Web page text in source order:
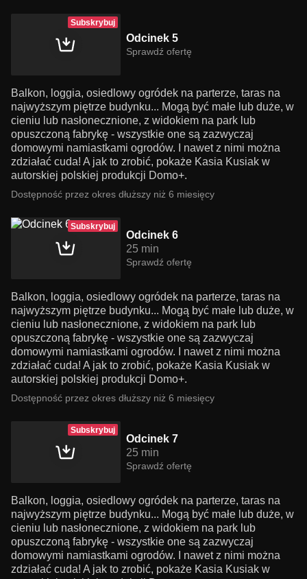
Subskrybuj
Odcinek 5
Sprawdź ofertę
Balkon, loggia, osiedlowy ogródek na parterze, taras na
najwyższym piętrze budynku... Mogą być małe lub duże, w
cieniu lub nasłonecznione, z widokiem na park lub
opuszczoną fabrykę - wszystkie one są zazwyczaj
domowymi namiastkami ogrodów. I nawet z nimi można
zdziałać cuda! A jak to zrobić, pokaże Kasia Kusiak w
autorskiej polskiej produkcji Domo+.
Dostępność przez okres dłuższy niż 6 miesięcy
Subskrybuj
Odcinek 6
25 min
Sprawdź ofertę
Balkon, loggia, osiedlowy ogródek na parterze, taras na
najwyższym piętrze budynku... Mogą być małe lub duże, w
cieniu lub nasłonecznione, z widokiem na park lub
opuszczoną fabrykę - wszystkie one są zazwyczaj
domowymi namiastkami ogrodów. I nawet z nimi można
zdziałać cuda! A jak to zrobić, pokaże Kasia Kusiak w
autorskiej polskiej produkcji Domo+.
Dostępność przez okres dłuższy niż 6 miesięcy
Subskrybuj
Odcinek 7
25 min
Sprawdź ofertę
Balkon, loggia, osiedlowy ogródek na parterze, taras na
najwyższym piętrze budynku... Mogą być małe lub duże, w
cieniu lub nasłonecznione, z widokiem na park lub
opuszczoną fabrykę - wszystkie one są zazwyczaj
domowymi namiastkami ogrodów. I nawet z nimi można
zdziałać cuda! A jak to zrobić, pokaże Kasia Kusiak w